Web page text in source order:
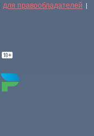
для правообладателей |